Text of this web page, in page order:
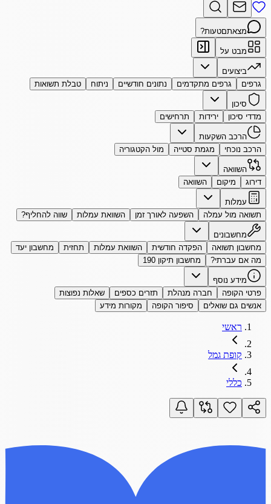
מצאתםטעות?
מבט על
ביצועים
גרפים
גרפים מתקדמים נתונים חודשיים ניתוח טבלת תשואות
סיכון
מדדי סיכון
ירידות תרחישים
הרכב השקעות
הרכב נוכחי
מגמת סטייה מול הקטגוריה
השוואה
דירוג
מיקום השוואה
עמלות
תשואה מול עמלה
השפעה לאורך זמן השוואת עמלות שווה להחליף?
מחשבונים
מחשבון תשואה
הפקדה חודשית השוואת עמלות תחזית
מחשבון יעד
מה אם עברתי?
מחשבון תיקון 190
מידע נוסף
פרטי הקופה
חברה מנהלת תזרים כספים
שאלות נפוצות
אנשים גם שואלים
סיפור הקופה מקורות מידע
ראשי
קופת גמל
כללי